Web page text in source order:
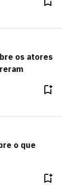
os atores
o que